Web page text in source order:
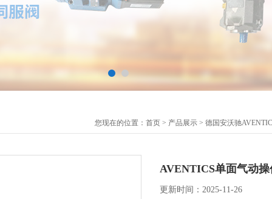
您现在的位置： 首页 > 产品展示 > 德国安沃驰
AVENTICS单面气动操
更新时间：2025-11-26